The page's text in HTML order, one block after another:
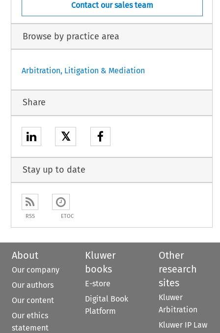
Contact our sales team
Browse by practice area
Arbitration, Litigation & Mediation
Share
𝕏
Stay up to date
RSS ETOC
About
Our company
Our authors
Our content
Our ethics
statement
Kluwer
books
E-store
Digital Book
Platform
Other
research
sites
Kluwer
Arbitration
Kluwer IP Law